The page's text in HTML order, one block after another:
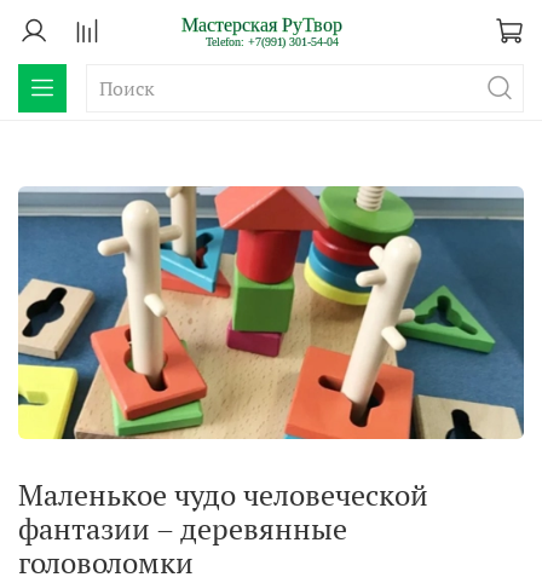
Маленькое чудо человеческой
фантазии – деревянные
головоломки